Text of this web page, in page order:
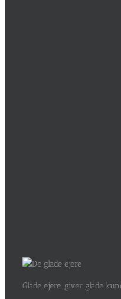
Glade ejere, giver glade